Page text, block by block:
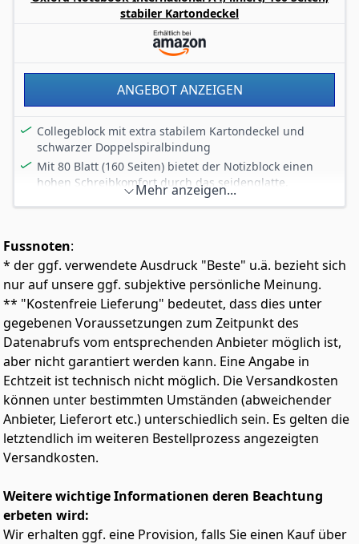
nichts mehr im Weg
Windows 11 Prof. 64-Bit ist mit allen Treibern installiert,
außerdem installiert shinobee ihnen kostenlos ein
stabiler Kartondeckel
ANGEBOT ANZEIGEN
Collegeblock mit extra stabilem Kartondeckel und
schwarzer Doppelspiralbindung
Mit 80 Blatt (160 Seiten) bietet der Notizblock einen
hohen Schreibkomfort durch das seidenglatte,
hochweiße Optik Paper - für leichtes Schreiben und
optimalen Strukturieren der Notizen, dank der
Eckmarkierungen mit der kostenlosen Scribzee App
kompatibel
Durch die extra-feine Mikroperforation können die
Blätter sauber herausgetrennt werden
1er Pack bestehend aus einem Notebook A4 liniert, 160
Seiten
Mehr anzeigen...
Fussnoten:
* der ggf. verwendete Ausdruck "Beste" u.ä. bezieht sich
nur auf unsere ggf. subjektive persönliche Meinung.
** "Kostenfreie Lieferung" bedeutet, dass dies unter
gegebenen Voraussetzungen zum Zeitpunkt des
Datenabrufs vom entsprechenden Anbieter möglich ist,
aber nicht garantiert werden kann. Eine Angabe in
Echtzeit ist technisch nicht möglich. Die Versandkosten
können unter bestimmten Umständen (abweichender
Anbieter, Lieferort etc.) unterschiedlich sein. Es gelten die
letztendlich im weiteren Bestellprozess angezeigten
Versandkosten.
Weitere wichtige Informationen deren Beachtung
erbeten wird:
Wir erhalten ggf. eine Provision, falls Sie einen Kauf über